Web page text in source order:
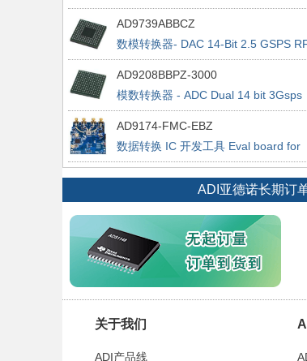
2.0Gsps ADC
AD9739ABBCZ
数模转换器- DAC 14-Bit 2.5 GSPS
AD9208BBPZ-3000
模数转换器 - ADC Dual 14 bit 3Gsps
ADC w/JESD204B
AD9174-FMC-EBZ
数据转换 IC 开发工具 Eval board for
the AD9174
ADI亚德诺长期订
关于我们
ADI产品线